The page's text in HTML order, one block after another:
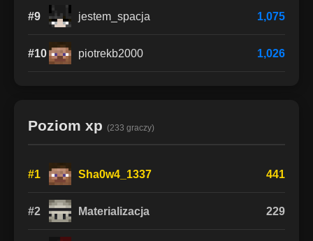
#9 jestem_spacja 1,075
#10 piotrekb2000 1,026
Poziom xp (233 graczy)
#1 Sha0w4_1337 441
#2 Materializacja 229